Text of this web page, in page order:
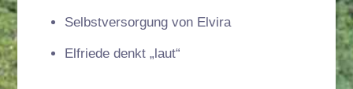
Selbstversorgung von Elvira
Elfriede denkt „laut“